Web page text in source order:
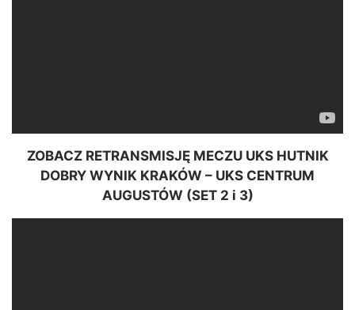
ZOBACZ RETRANSMISJĘ MECZU UKS HUTNIK
DOBRY WYNIK KRAKÓW – UKS CENTRUM
AUGUSTÓW (SET 2 i 3)